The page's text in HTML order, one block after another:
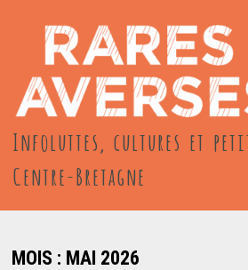
contenu
Infoluttes, cultures et
Centre-Bretagne
MOIS : MAI 2026